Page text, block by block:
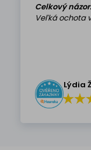
Celkový názor:
Veľká ochota
Lýdia